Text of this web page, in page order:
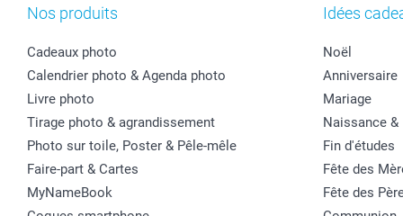
Nos produits
Cadeaux photo
Calendrier photo & Agenda photo
Livre photo
Tirage photo & agrandissement
Photo sur toile, Poster & Pêle-mêle
Faire-part & Cartes
MyNameBook
Idées
Noël
Anniversaire
Mariage
Naissance &
Fin d'études
Fête des
Fête des